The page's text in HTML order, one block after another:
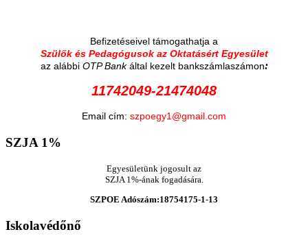
Befizetéseivel támogathatja a
Szülők és Pedagógusok az Oktatásért Egyesület
az alábbi OTP Bankáltal kezelt bankszámlaszámon:
11742049-21474048
Email cím: szpoegy1@gmail.com
SZJA 1%
Egyesületünk jogosult az
SZJA 1%-ának fogadására.
SZPOE Adószám:18754175-1-13
Iskolavédőnő